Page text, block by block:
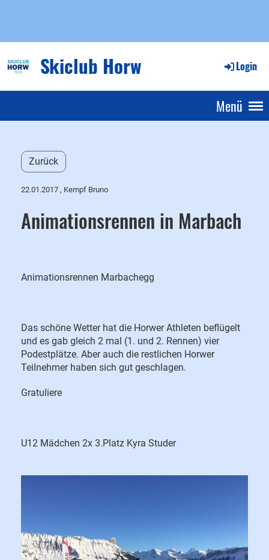
Skiclub Horw Login
Menü
Zurück
22.01.2017 , Kempf Bruno
Animationsrennen in Marbach
Animationsrennen Marbachegg
Das schöne Wetter hat die Horwer Athleten beflügelt
und es gab gleich 2 mal (1. und 2. Rennen) vier
Podestplätze. Aber auch die restlichen Horwer
Teilnehmer haben sich gut geschlagen.
Gratuliere
U12 Mädchen 2x 3.Platz Kyra Studer